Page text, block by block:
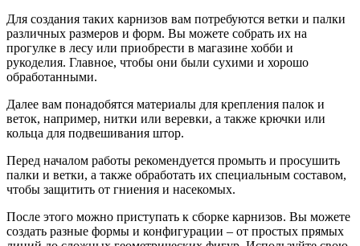
Для создания таких карнизов вам потребуются ветки и палки
различных размеров и форм. Вы можете собрать их на
прогулке в лесу или приобрести в магазине хобби и
рукоделия. Главное, чтобы они были сухими и хорошо
обработанными.
Далее вам понадобятся материалы для крепления палок и
веток, например, нитки или веревки, а также крючки или
кольца для подвешивания штор.
Перед началом работы рекомендуется промыть и просушить
палки и ветки, а также обработать их специальным составом,
чтобы защитить от гниения и насекомых.
После этого можно приступать к сборке карнизов. Вы можете
создать разные формы и конфигурации – от простых прямых